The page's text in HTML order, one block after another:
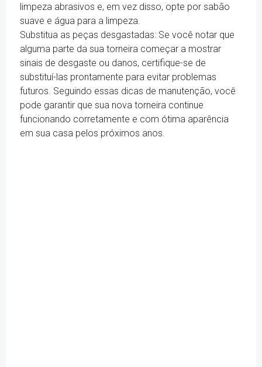
limpeza abrasivos e, em vez disso, opte por sabão
suave e água para a limpeza.
Substitua as peças desgastadas: Se você notar que
alguma parte da sua torneira começar a mostrar
sinais de desgaste ou danos, certifique-se de
substituí-las prontamente para evitar problemas
futuros. Seguindo essas dicas de manutenção, você
pode garantir que sua nova torneira continue
funcionando corretamente e com ótima aparência
em sua casa pelos próximos anos.